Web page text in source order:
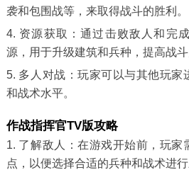
袭和包围战等，来取得战斗的胜利。
4. 资源获取：通过击败敌人和完
源，用于升级建筑和兵种，提高战斗
5. 多人对战：玩家可以与其他玩家
和战术水平。
作战指挥官TV版攻略
1. 了解敌人：在游戏开始前，玩家
点，以便选择合适的兵种和战术进行